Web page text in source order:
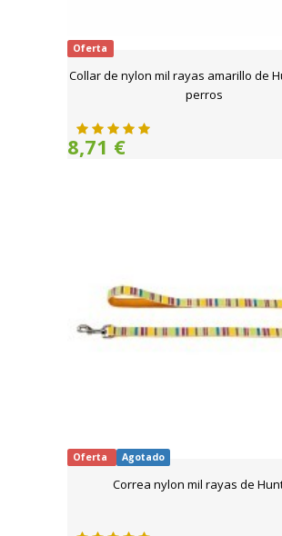
Oferta
Collar de nylon mil rayas amarillo de
perros
8,71 €
Oferta Agotado
Correa nylon mil rayas de